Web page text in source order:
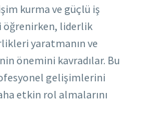
kurma ve güçlü iş
liderlik
yaratmanın ve
önemini kavradılar. Bu
gelişimlerini
etkin rol almalarını